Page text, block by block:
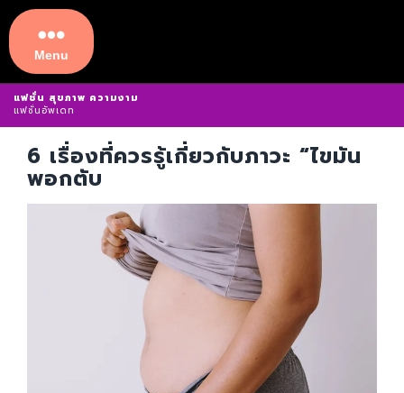
Skip
to
content
Menu
Menu
แฟชั่น สุขภาพ ความงาม
แฟชั่นอัพเดท
6 เรื่องที่ควรรู้เกี่ยวกับภาวะ “ไขมัน
พอกตับ